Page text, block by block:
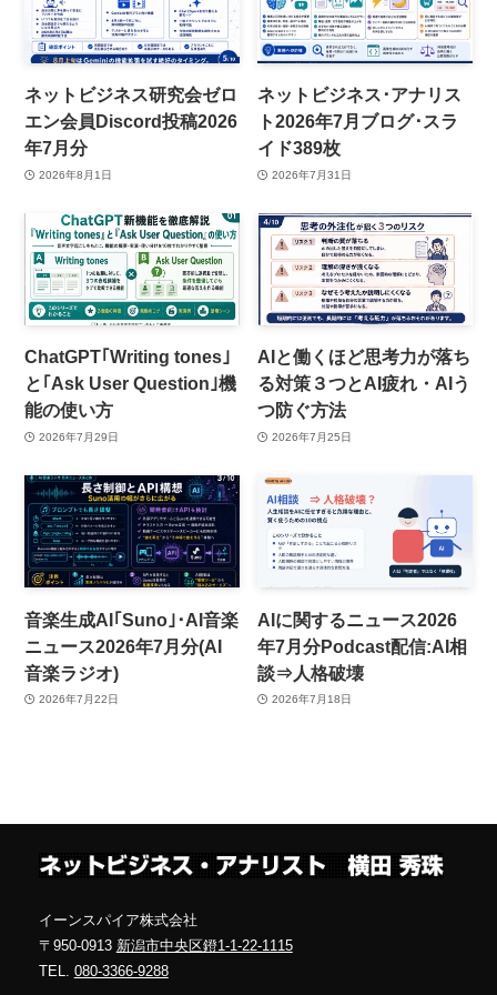
ネットビジネス研究会ゼロ
エン会員Discord投稿2026
年7月分
2026年8月1日
ネットビジネス･アナリス
ト2026年7月ブログ･スラ
イド389枚
2026年7月31日
ChatGPT｢Writing tones｣
と｢Ask User Question｣機
能の使い方
2026年7月29日
AIと働くほど思考力が落ち
る対策３つとAI疲れ・AIう
つ防ぐ方法
2026年7月25日
音楽生成AI｢Suno｣･AI音楽
ニュース2026年7月分(AI
音楽ラジオ)
2026年7月22日
AIに関するニュース2026
年7月分Podcast配信:AI相
談⇒人格破壊
2026年7月18日
イーンスパイア株式会社
〒950-0913 新潟市中央区鐙1-1-22-1115
TEL. 080-3366-9288